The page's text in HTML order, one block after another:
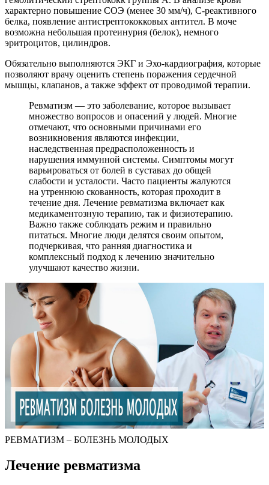
характерно повышение СОЭ (менее 30 мм/ч), С-реактивного
белка, появление антистрептококковых антител. В моче
возможна небольшая протеинурия (белок), немного
эритроцитов, цилиндров.
Обязательно выполняются ЭКГ и Эхо-кардиография, которые
позволяют врачу оценить степень поражения сердечной
мышцы, клапанов, а также эффект от проводимой терапии.
Ревматизм — это заболевание, которое вызывает
множество вопросов и опасений у людей. Многие
отмечают, что основными причинами его
возникновения являются инфекции,
наследственная предрасположенность и
нарушения иммунной системы. Симптомы могут
варьироваться от болей в суставах до общей
слабости и усталости. Часто пациенты жалуются
на утреннюю скованность, которая проходит в
течение дня. Лечение ревматизма включает как
медикаментозную терапию, так и физиотерапию.
Важно также соблюдать режим и правильно
питаться. Многие люди делятся своим опытом,
подчеркивая, что ранняя диагностика и
комплексный подход к лечению значительно
улучшают качество жизни.
РЕВМАТИЗМ – БОЛЕЗНЬ МОЛОДЫХ
Лечение ревматизма